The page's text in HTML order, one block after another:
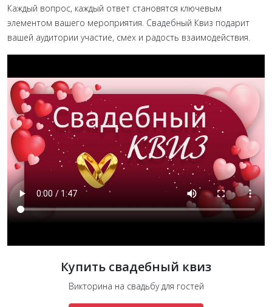
Каждый вопрос, каждый ответ становятся ключевым
элементом вашего мероприятия. Свадебный Квиз подарит
вашей аудитории участие, смех и радость взаимодействия.
Купить свадебный квиз
Викторина на свадьбу для гостей